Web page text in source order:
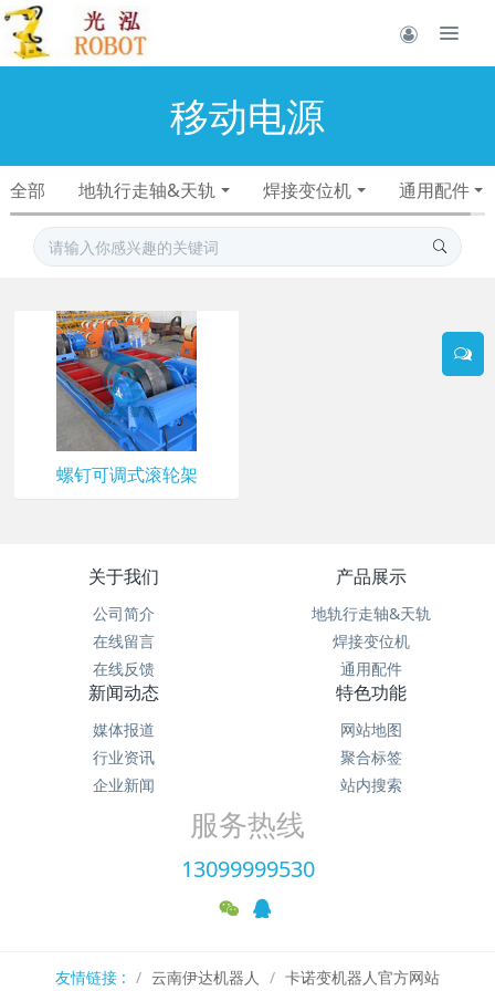
移动电源
全部 地轨行走轴&天轨 焊接变位机 通用配件
螺钉可调式滚轮架
关于我们
公司简介
在线留言
在线反馈
产品展示
地轨行走轴&天轨
焊接变位机
通用配件
新闻动态
媒体报道
行业资讯
企业新闻
特色功能
网站地图
聚合标签
站内搜索
服务热线
13099999530
友情链接 : 云南伊达机器人 卡诺变机器人官方网站